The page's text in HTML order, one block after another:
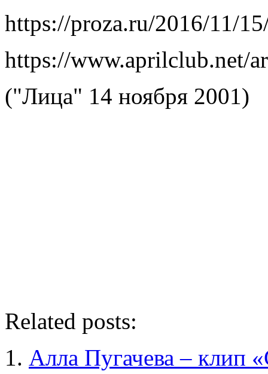
https://proza.ru/2016/11/
https://www.aprilclub.net/
("Лица" 14 ноября 2001)
Related posts:
Алла Пугачева – клип